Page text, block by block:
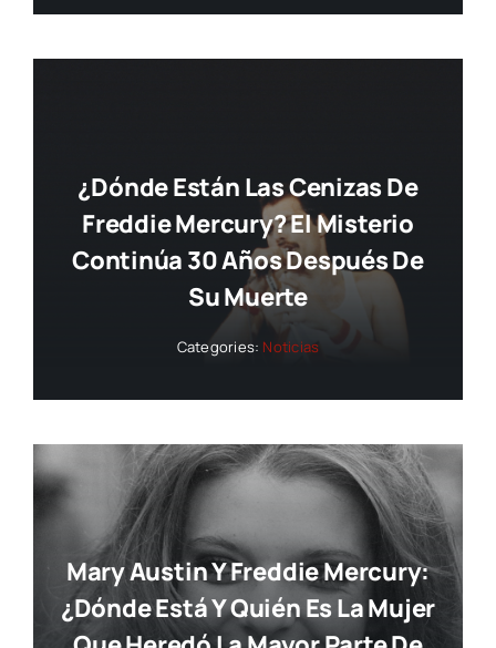
¿Dónde Están Las Cenizas De
Freddie Mercury? El Misterio
Continúa 30 Años Después De
Su Muerte
Categories: Noticias
Mary Austin Y Freddie Mercury:
¿dónde Está Y Quién Es La Mujer